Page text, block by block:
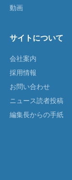
動画
サイトについて
会社案内
採用情報
お問い合わせ
ニュース読者投稿
編集長からの手紙